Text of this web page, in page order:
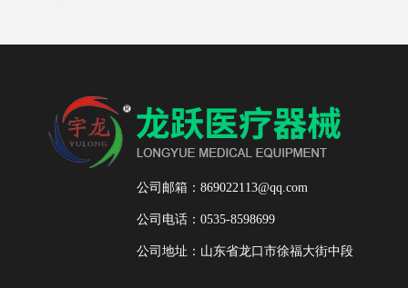
公司邮箱：869022113@qq.com
公司电话：0535-8598699
公司地址：山东省龙口市徐福大街中段